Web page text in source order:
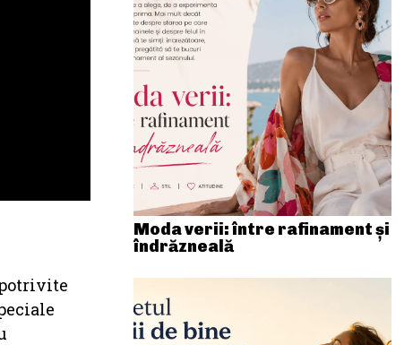
Moda verii: între rafinament și
îndrăzneală